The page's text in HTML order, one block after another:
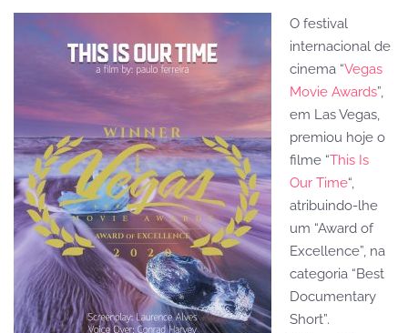
O festival
internacional de
cinema “Vegas
Movie Awards”,
em Las Vegas,
premiou hoje o
filme “This Is
Our Time“,
atribuindo-lhe
um “Award of
Excellence”, na
categoria “Best
Documentary
Short”.